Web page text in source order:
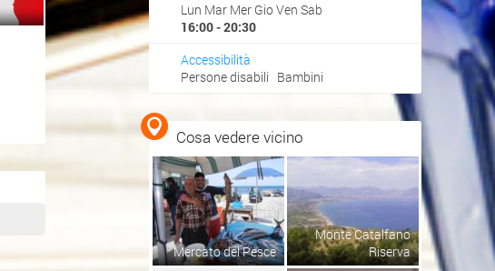
Lun Mar Mer Gio Ven Sab
16:00 - 20:30
Accessibilità
Persone disabili Bambini
Cosa vedere vicino
Mercato del Pesce
Monte Catalfano
Riserva